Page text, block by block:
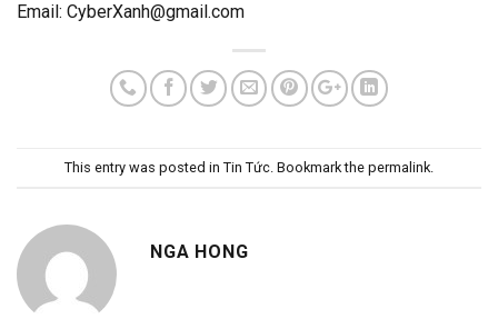
Email: CyberXanh@gmail.com
This entry was posted in Tin Tức . Bookmark the permalink
NGA HONG